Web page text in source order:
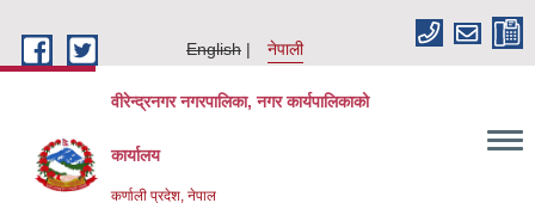
English
नेपाली
वीरेन्द्रनगर नगरपालिका, नगर कार्यपालिकाको
कार्यालय
कर्णाली प्रदेश, नेपाल